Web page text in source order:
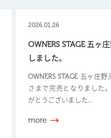
2026.01.26
OWNERS STAGE 五ヶ
しました。
OWNERS STAGE 五ヶ庄
さまで完売となりました
がとうございました...
more